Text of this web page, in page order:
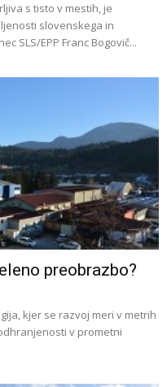
s tisto v mestih, je
slovenskega in
SLS/EPP Franc Bogovič...
preobrazbo?
kjer se razvoj meri v metrih
v prometni